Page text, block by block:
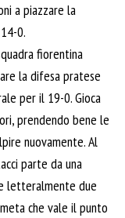
a piazzare la
0.
fiorentina
la difesa pratese
per il 19-0. Gioca
prendendo bene le
nuovamente. Al
parte da una
letteralmente due
che vale il punto